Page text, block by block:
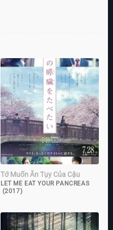
Tớ Muốn Ăn Tụy Của Cậu
LET ME EAT YOUR PANCREAS
(2017)